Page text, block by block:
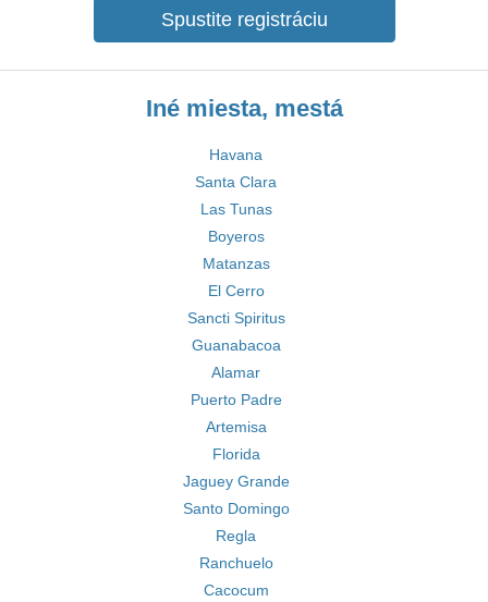
Spustite registráciu
Iné miesta, mestá
Havana
Santa Clara
Las Tunas
Boyeros
Matanzas
El Cerro
Sancti Spiritus
Guanabacoa
Alamar
Puerto Padre
Artemisa
Florida
Jaguey Grande
Santo Domingo
Regla
Ranchuelo
Cacocum